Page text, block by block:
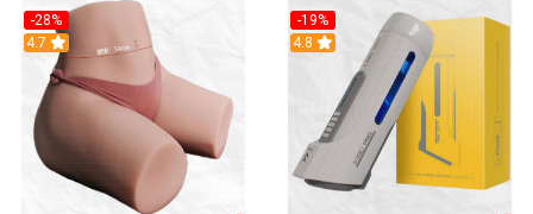
-28%
4.7
-19%
Hot
4.8